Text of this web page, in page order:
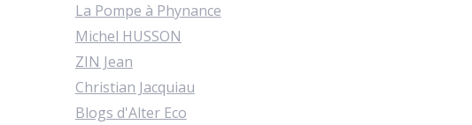
La Pompe à Phynance
Michel HUSSON
ZIN Jean
Christian Jacquiau
Blogs d'Alter Eco